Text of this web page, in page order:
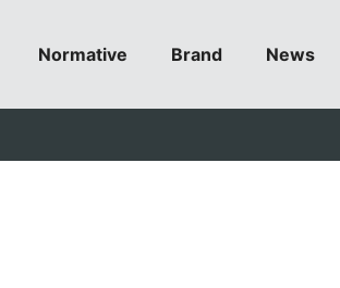
Normative Brand News